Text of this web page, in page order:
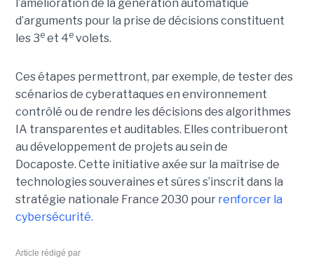
l’amélioration de la génération automatique
d’arguments pour la prise de décisions constituent
les 3eet 4evolets.
Ces étapes permettront, par exemple, de tester des
scénarios de cyberattaques en environnement
contrôlé ou de rendre les décisions des algorithmes
IA transparentes et auditables. Elles contribueront
au développement de projets au sein de
Docaposte. Cette initiative axée sur la maîtrise de
technologies souveraines et sûres s’inscrit dans la
stratégie nationale France 2030 pour renforcer la
cybersécurité.
Article rédigé par